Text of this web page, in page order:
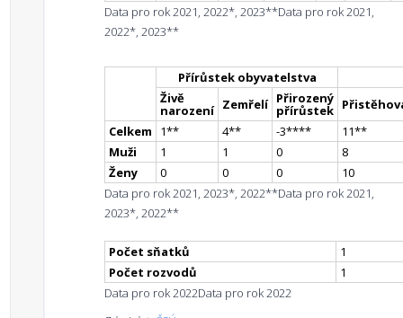
Data pro rok 2021, 2022*, 2023**Data pro rok 2021,
2022*, 2023**
Přírůstek obyvatelstva
Živě
narození Zemřelí Přirozený
přírůstek
Celkem
1** 4** -3**** 11**
Muži
1 1 0
8
Ženy
0 0 0
10
Data pro rok 2021, 2023*, 2022**Data pro rok 2021,
2023*, 2022**
Počet sňatků
1
Počet rozvodů
1
Data pro rok 2022Data pro rok 2022